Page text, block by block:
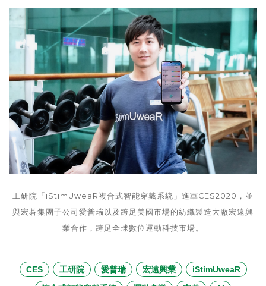
工研院「iStimUweaR複合式智能穿戴系統」進軍CES2020，並
與宏碁集團子公司愛普瑞以及跨足美國市場的紡織製造大廠宏遠興
業合作，跨足全球數位運動科技市場。
CES 工研院 愛普瑞 宏遠興業
iStimUweaR